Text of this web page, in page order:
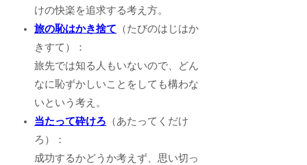
けの快楽を追求する考え方。
旅の恥はかき捨て （たびのはじはか
きすて）：
旅先では知る人もいないので、どん
なに恥ずかしいことをしても構わな
いという考え。
当たって砕けろ （あたってくだけ
ろ）：
成功するかどうか考えず、思い切っ